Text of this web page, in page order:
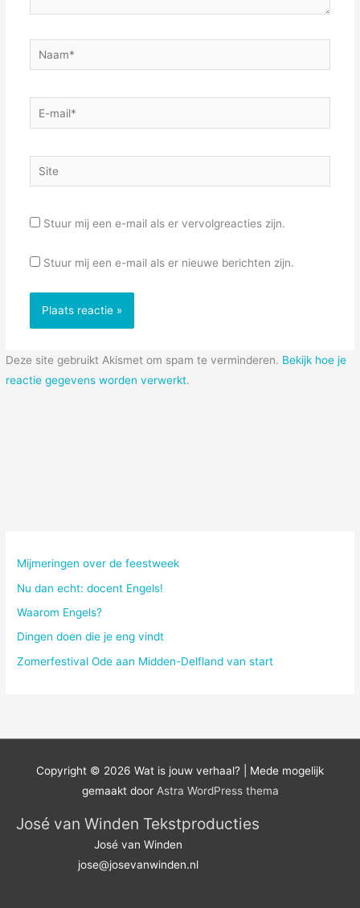
Naam*
E-
mail*
Site
Stuur mij een e-mail als er vervolgreacties zijn.
Stuur mij een e-mail als er nieuwe berichten zijn.
Deze site gebruikt Akismet om spam te verminderen. Bekijk hoe je
reactie gegevens worden verwerkt.
Mijmeringen over de feestweek
Nu dan echt: docent Engels!
Waarom Engels?
Dingen doen die je eng vindt
Zomerfestival Ode aan Midden-Delfland van start
Copyright © 2026 Wat is jouw verhaal? | Mede mogelijk
gemaakt door Astra WordPress thema
José van Winden Tekstproducties
José van Winden
jose@josevanwinden.nl